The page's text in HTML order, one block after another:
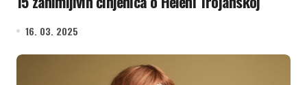
16. 03. 2025